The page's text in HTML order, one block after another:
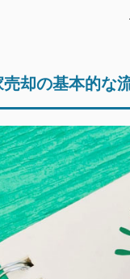
売却の基本的な